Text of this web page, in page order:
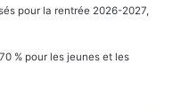
pour la rentrée 2026-2027,
% pour les jeunes et les